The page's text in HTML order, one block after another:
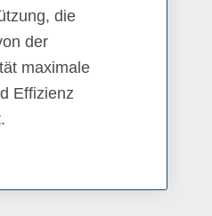
die
der
maximale
Effizienz